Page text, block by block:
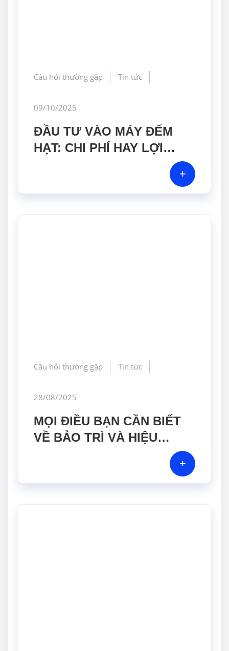
Câu hỏi thường gặp Tin tức
09/10/2025
ĐẦU TƯ VÀO MÁY ĐẾM
HẠT: CHI PHÍ HAY LỢI
+
Câu hỏi thường gặp Tin tức
28/08/2025
MỌI ĐIỀU BẠN CẦN BIẾT
VỀ BẢO TRÌ VÀ HIỆU
+